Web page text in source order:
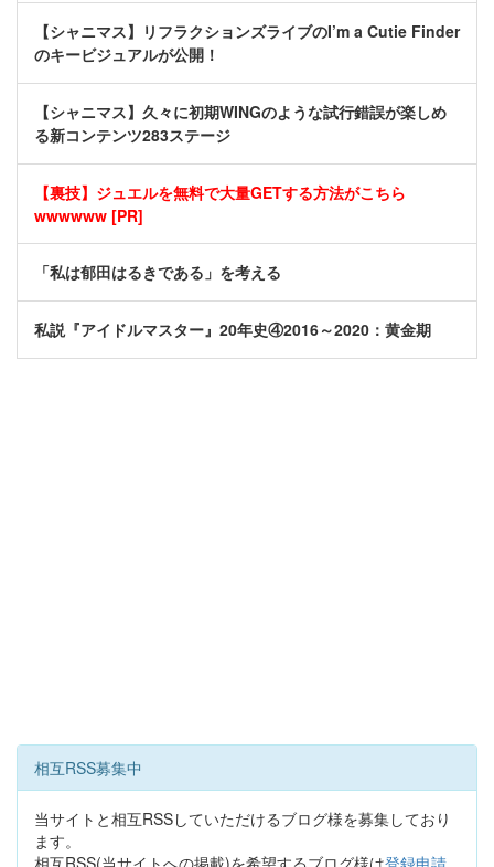
【シャニマス】リフラクションズライブのI’m a Cutie Finder
のキービジュアルが公開！
【シャニマス】久々に初期WINGのような試行錯誤が楽しめ
る新コンテンツ283ステージ
【裏技】ジュエルを無料で大量GETする方法がこちら
wwwwww [PR]
「私は郁田はるきである」を考える
私説『アイドルマスター』20年史④2016～2020：黄金期
相互RSS募集中
当サイトと相互RSSしていただけるブログ様を募集しており
ます。